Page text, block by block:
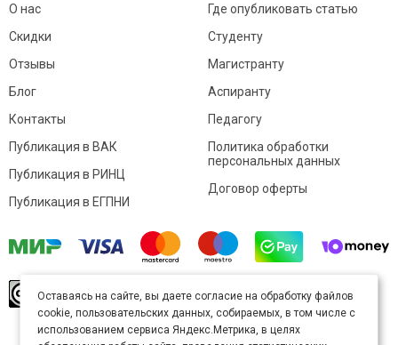
О нас
Скидки
Отзывы
Блог
Контакты
Где опубликовать статью
Студенту
Магистранту
Аспиранту
Педагогу
Публикация в ВАК
Публикация в РИНЦ
Публикация в ЕГПНИ
Политика обработки
персональных данных
Договор оферты
произведение доступно полицензии Creative
Commons «Attribution» («Атрибуция») 4.0
Непортированная.
Оставаясь на сайте, вы даете согласие на обработку файлов
cookie, пользовательских данных, собираемых, в том числе с
использованием сервиса Яндекс.Метрика, в целях